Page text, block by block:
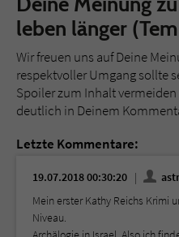
leben länger
Wir freuen uns auf Deine
respektvoller Umgang sollte
Spoiler zum Inhalt
deutlich in Deinem
Letzte Kommentare:
19.07.2018 00:30:20
Mein erster Kathy Reichs Krimi
Niveau.